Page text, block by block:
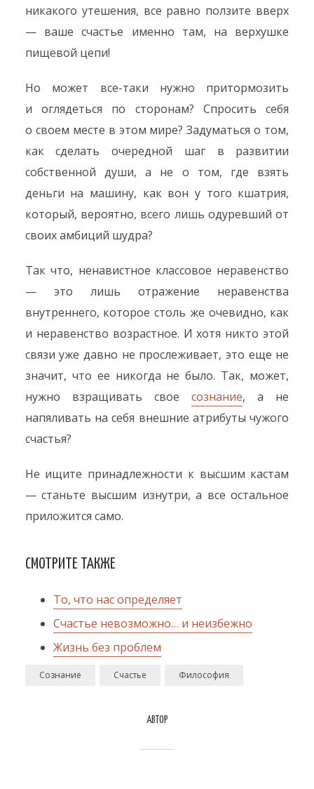
никакого утешения, все равно ползите вверх
— ваше счастье именно там, на верхушке
пищевой цепи!
Но может все-таки нужно притормозить
и оглядеться по сторонам? Спросить себя
о своем месте в этом мире? Задуматься о том,
как сделать очередной шаг в развитии
собственной души, а не о том, где взять
деньги на машину, как вон у того кшатрия,
который, вероятно, всего лишь одуревший от
своих амбиций шудра?
Так что, ненавистное классовое неравенство
— это лишь отражение неравенства
внутреннего, которое столь же очевидно, как
и неравенство возрастное. И хотя никто этой
связи уже давно не прослеживает, это еще не
значит, что ее никогда не было. Так, может,
нужно взращивать своесознание, а не
напяливать на себя внешние атрибуты чужого
счастья?
Не ищите принадлежности к высшим кастам
— станьте высшим изнутри, а все остальное
приложится само.
СМОТРИТЕ ТАКЖЕ
То, что нас определяет
Счастье невозможно… и неизбежно
Жизнь без проблем
Сознание Счастье Философия
АВТОР